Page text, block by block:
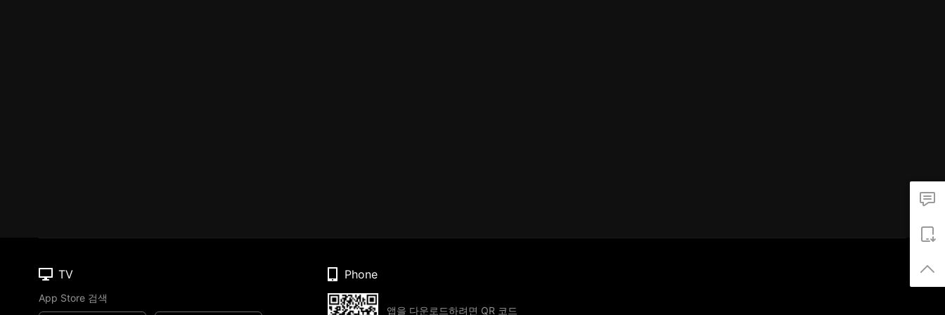
TV
App Store 검색
Phone
앱을 다운로드하려면 QR 코드